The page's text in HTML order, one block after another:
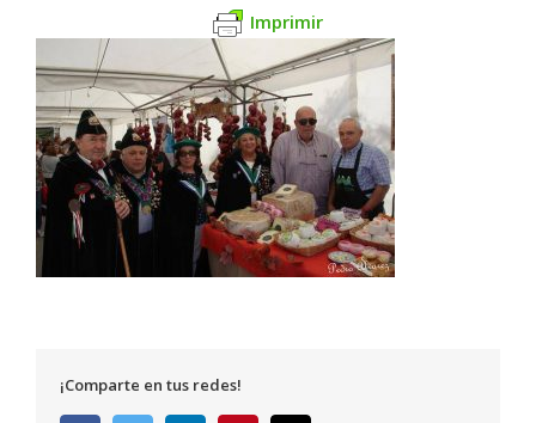
Imprimir
¡Comparte en tus redes!